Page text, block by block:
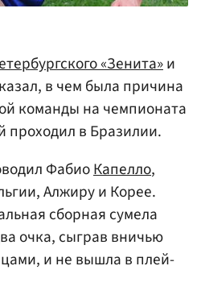
«Зенита»и
в чем была причина
команды на чемпионата
проходил в Бразилии.
ФабиоКапелло,
Алжиру и Корее.
сборная сумела
очка, сыграв вничью
и не вышла в плей-